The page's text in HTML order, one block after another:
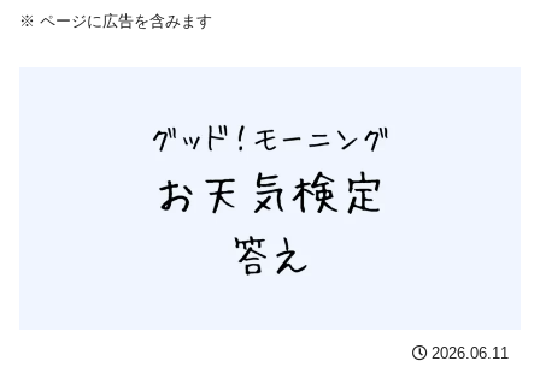
※ ページに広告を含みます
2026.06.11